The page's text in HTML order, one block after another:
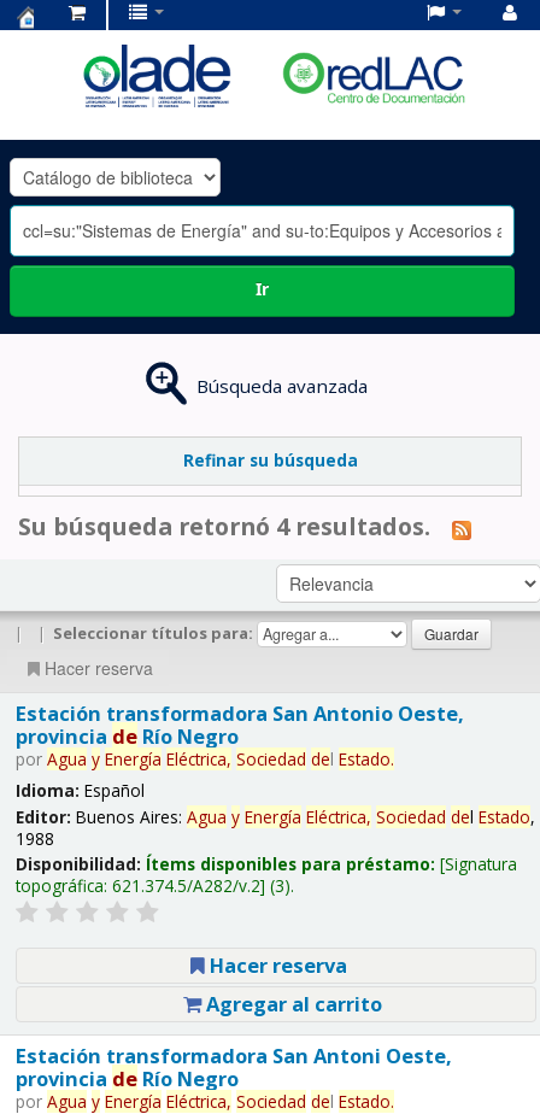
OLADE
-
Ir
Búsqueda avanzada
Refinar su búsqueda
Su búsqueda retornó 4 resultados.
| | Seleccionar títulos para:
Hacer reserva
Estación transformadora San Antonio Oeste,
provincia deRío Negro
por Agua y Energía Eléctrica, Sociedad del Estado.
Idioma: Español
Editor: Buenos Aires: Agua y Energía Eléctrica, Sociedad del Estado,
1988
Disponibilidad: Ítems disponibles para préstamo: Signatura
topográfica: 621.374.5/A282/v.2 (3).
Hacer reserva
Agregar al carrito
Estación transformadora San Antoni Oeste,
provincia deRío Negro
por Agua y Energía Eléctrica, Sociedad del Estado.